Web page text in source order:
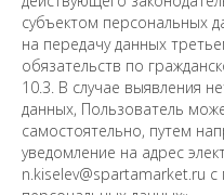
субъектом персональных
на передачу данных
обязательств по
10.3. В случае выявления
данных, Пользователь
самостоятельно, путем
уведомление на адрес
n.kiselev@spartamarket.ru с